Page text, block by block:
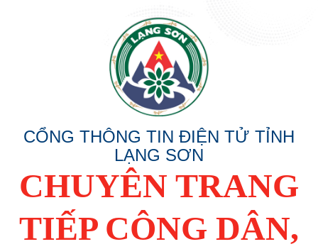
CỔNG THÔNG TIN ĐIỆN TỬ TỈNH
LẠNG SƠN
CHUYÊN TRANG
TIẾP CÔNG DÂN,